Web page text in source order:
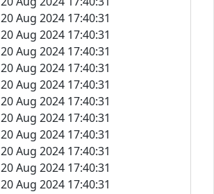
20 Aug 2024 17:40:31
20 Aug 2024 17:40:31
20 Aug 2024 17:40:31
20 Aug 2024 17:40:31
20 Aug 2024 17:40:31
20 Aug 2024 17:40:31
20 Aug 2024 17:40:31
20 Aug 2024 17:40:31
20 Aug 2024 17:40:31
20 Aug 2024 17:40:31
20 Aug 2024 17:40:31